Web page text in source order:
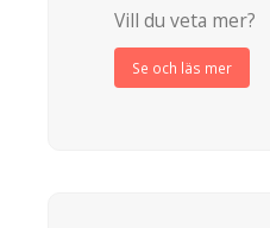
Vill du veta mer?
Se och läs mer